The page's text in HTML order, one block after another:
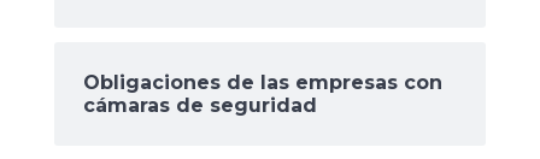
Obligaciones de las empresas con
cámaras de seguridad